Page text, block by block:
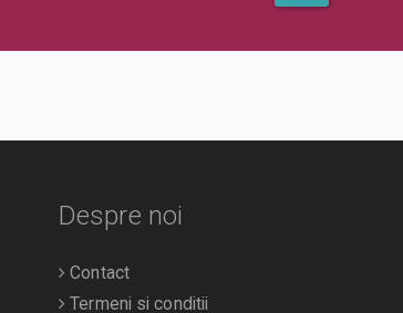
Despre noi
Contact
Termeni si conditii